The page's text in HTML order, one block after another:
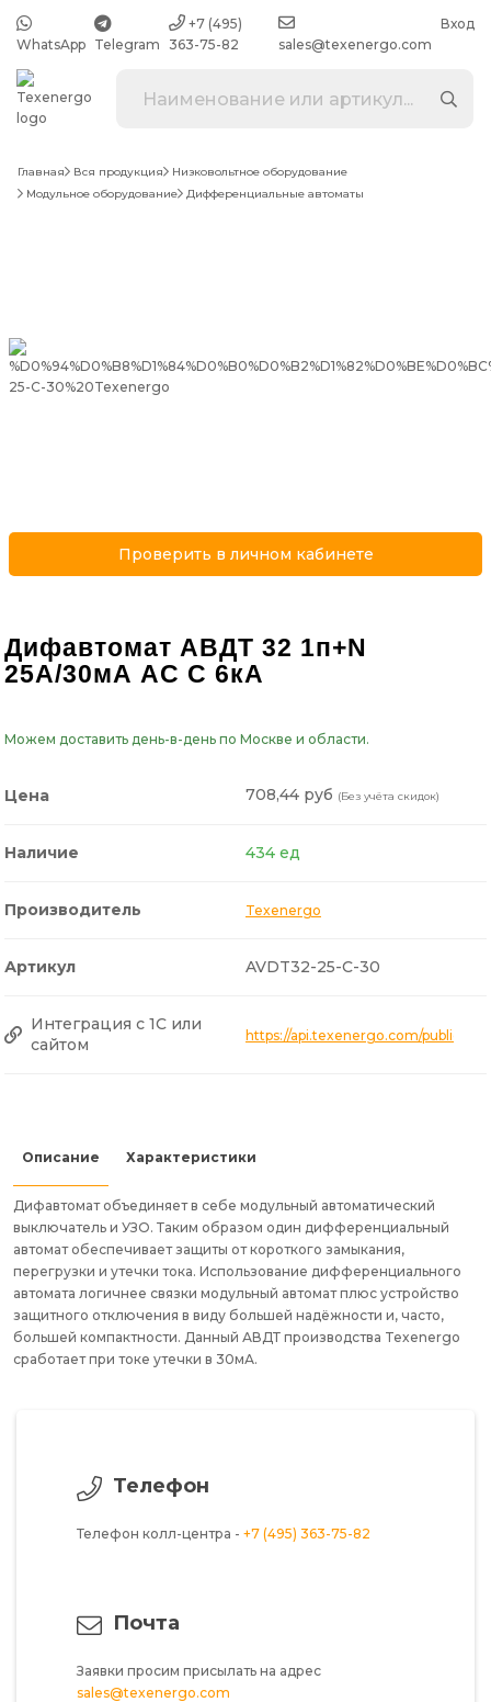
WhatsApp Telegram
+7 (495)
363-75-82
sales@texenergo.com
Вход
Главная Вся продукция
Низковольтное оборудование
Модульное оборудование
Дифференциальные автоматы
Проверить в личном кабинете
Дифавтомат АВДТ 32 1п+N
25A/30мА AC C 6кА
Можем доставить день-в-день по Москве и области.
Цена 708,44 руб (Без учёта скидок)
Наличие 434 ед
Производитель Texenergo
Артикул AVDT32-25-C-30
Интеграция с 1С или
сайтом
https://api.texenergo.com/public/
Описание Характеристики
Дифавтомат объединяет в себе модульный автоматический
выключатель и УЗО. Таким образом один дифференциальный
автомат обеспечивает защиты от короткого замыкания,
перегрузки и утечки тока. Использование дифференциального
автомата логичнее связки модульный автомат плюс устройство
защитного отключения в виду большей надёжности и, часто,
большей компактности. Данный АВДТ производства Texenergo
сработает при токе утечки в 30мА.
Телефон
Телефон колл-центра - +7 (495) 363-75-82
Почта
Заявки просим присылать на адрес
sales@texenergo.com